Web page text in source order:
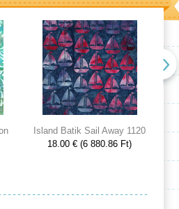
Island Batik Sail Away 1120
18.00 € (6 880.86 Ft)